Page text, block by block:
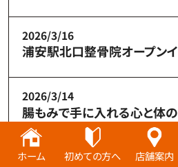
ホーム 初めての方へ 店舗案内
2026/3/16
浦安駅北口整骨院オープン
2026/3/14
腸もみで手に入れる心と体
施術別メ